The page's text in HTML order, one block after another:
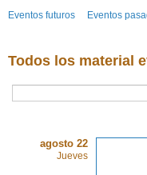
Eventos futuros Eventos
Todos los material
agosto 22
Jueves